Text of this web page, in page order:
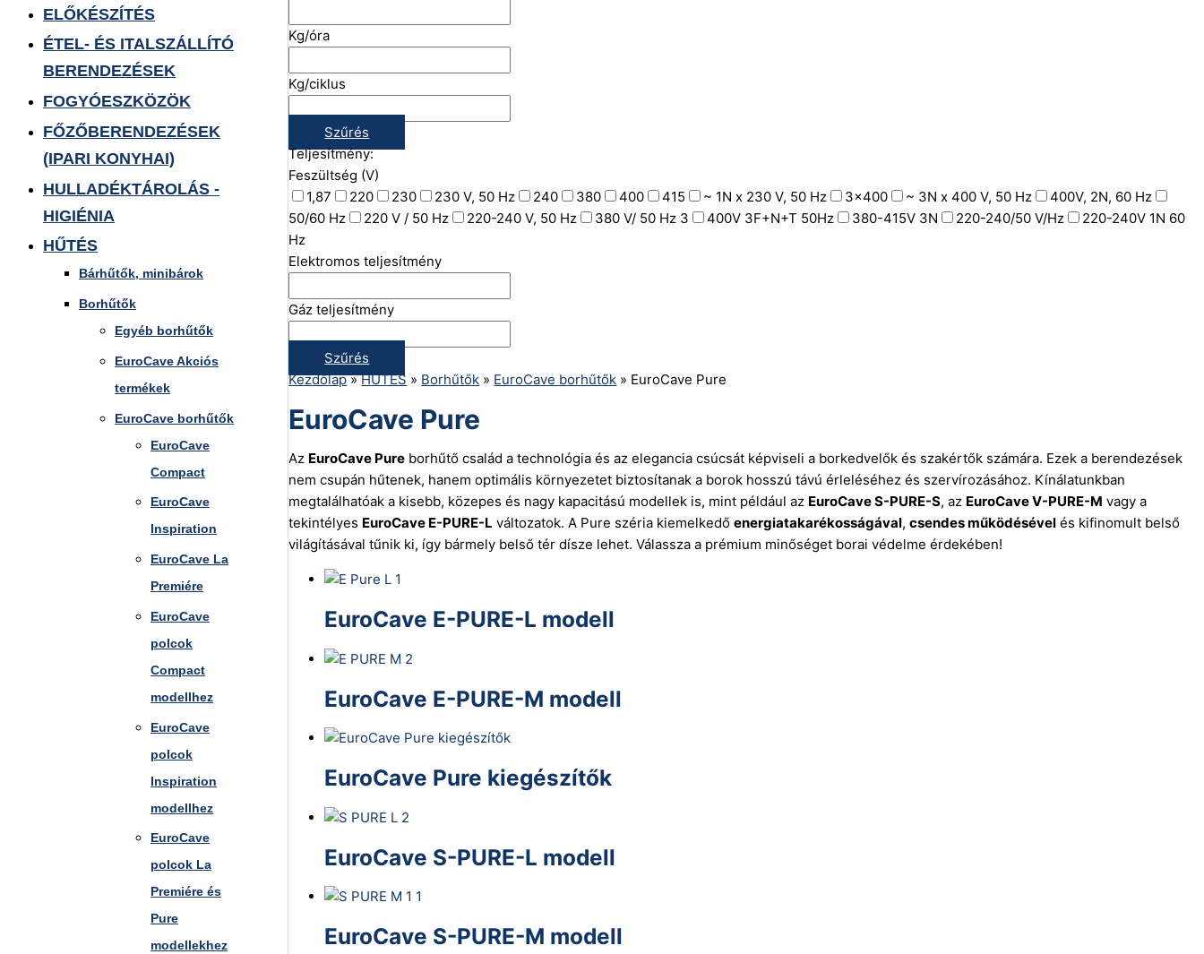
ELŐKÉSZÍTÉS
ÉTEL- ÉS ITALSZÁLLÍTÓ
BERENDEZÉSEK
FOGYÓESZKÖZÖK
FŐZŐBERENDEZÉSEK
(IPARI KONYHAI)
HULLADÉKTÁROLÁS -
HIGIÉNIA
HŰTÉS
Bárhűtők, minibárok
Borhűtők
Egyéb borhűtők
EuroCave Akciós
termékek
EuroCave borhűtők
EuroCave
Compact
EuroCave
Inspiration
EuroCave La
Premiére
EuroCave
polcok
Compact
modellhez
EuroCave
polcok
Inspiration
modellhez
EuroCave
polcok La
Premiére és
Pure
modellekhez
Kg/óra
Kg/ciklus
Szűrés
Teljesítmény:
Feszültség (V)
1,87
220 230 230 V, 50 Hz 240 380 400 415 ~ 1N x 230 V, 50 Hz 3x400 ~ 3N x 400 V, 50 Hz
400V, 2N, 60 Hz
50/60 Hz
220 V / 50 Hz 220-240 V, 50 Hz 380 V/ 50 Hz 3 400V 3F+N+T 50Hz 380-415V 3N 220-240/50 V/Hz
220-240V 1N 60
Hz
Elektromos teljesítmény
Gáz teljesítmény
Szűrés
Kezdőlap»HŰTÉS » Borhűtők » EuroCave borhűtők » EuroCave Pure
EuroCave Pure
Az EuroCave Pure borhűtő család a technológia és az elegancia csúcsát képviseli a borkedvelők és szakértők számára. Ezek a berendezések
nem csupán hűtenek, hanem optimális környezetet biztosítanak a borok hosszú távú érleléséhez és szervírozásához. Kínálatunkban
megtalálhatóak a kisebb, közepes és nagy kapacitású modellek is, mint például az EuroCave S-PURE-S, az EuroCave V-PURE-M vagy a
tekintélyes EuroCave E-PURE-L változatok. A Pure széria kiemelkedőenergiatakarékosságával,csendes működésével és kifinomult belső
világításával tűnik ki, így bármely belső tér dísze lehet. Válassza a prémium minőséget borai védelme érdekében!
EuroCave E-PURE-L modell
EuroCave E-PURE-M modell
EuroCave Pure kiegészítők
EuroCave S-PURE-L modell
EuroCave S-PURE-M modell